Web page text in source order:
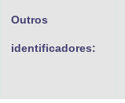
Outros
identificadores: